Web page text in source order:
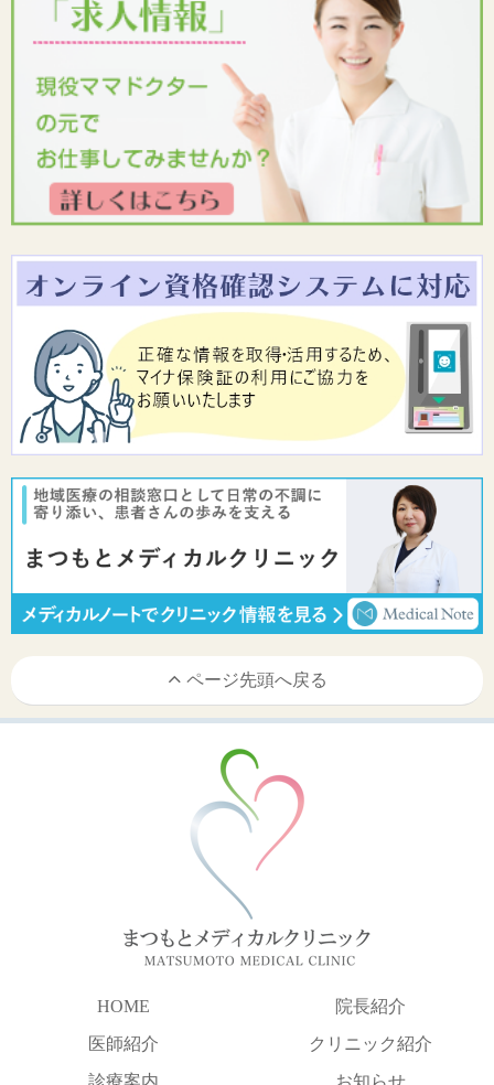
ページ先頭へ戻る
HOME
院長紹介
医師紹介
クリニック紹介
診療案内
お知らせ